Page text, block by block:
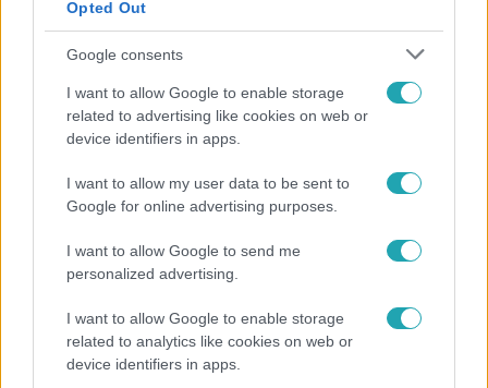
Opted Out
Google consents
I want to allow Google to enable storage
related to advertising like cookies on web or
device identifiers in apps.
I want to allow my user data to be sent to
Google for online advertising purposes.
I want to allow Google to send me
personalized advertising.
I want to allow Google to enable storage
related to analytics like cookies on web or
device identifiers in apps.
Népszerű
Generációk együtt éneklik Bródy János legendás